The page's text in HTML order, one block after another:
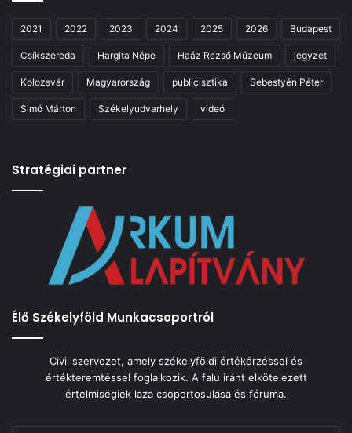
2021 2022 2023 2024 2025 2026 Budapest
Csíkszereda Hargita Népe Haáz Rezső Múzeum jegyzet
Kolozsvár Magyarország publicisztika Sebestyén Péter
Simó Márton Székelyudvarhely videó
Stratégiai partner
Élő Székelyföld Munkacsoportról
Civil szervezet, amely székelyföldi értékőrzéssel és
értékteremtéssel foglalkozik. A falu iránt elkötelezett
értelmiségiek laza csoportosulása és fóruma.